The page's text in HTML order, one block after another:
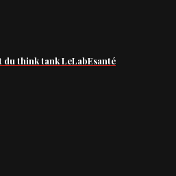
du think tank LeLabEsanté